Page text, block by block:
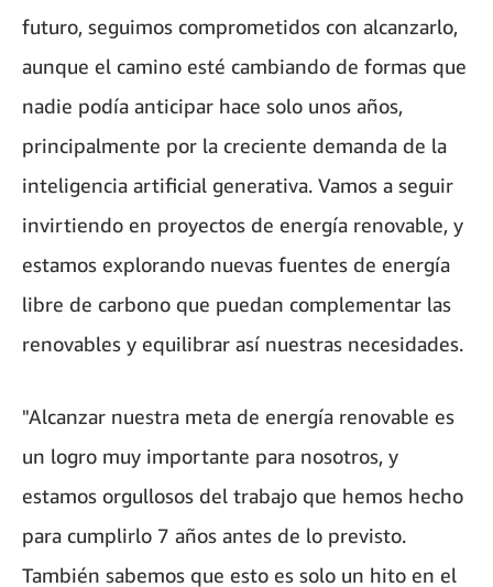
futuro, seguimos comprometidos con alcanzarlo,
aunque el camino esté cambiando de formas que
nadie podía anticipar hace solo unos años,
principalmente por la creciente demanda de la
inteligencia artificial generativa. Vamos a seguir
invirtiendo en proyectos de energía renovable, y
estamos explorando nuevas fuentes de energía
libre de carbono que puedan complementar las
renovables y equilibrar así nuestras necesidades.
"Alcanzar nuestra meta de energía renovable es
un logro muy importante para nosotros, y
estamos orgullosos del trabajo que hemos hecho
para cumplirlo 7 años antes de lo previsto.
También sabemos que esto es solo un hito en el